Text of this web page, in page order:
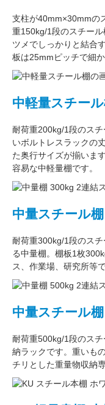
支柱が40mm×30mmの
重150kg/1段のスチー
ツメでしっかりと結合
板は25mmピッチで細
中軽量スチー
耐荷重200kg/1段のス
いボルトレスラックの
た奥行サイズが揃います
容易な中軽量棚です。
中量スチール
耐荷重300kg/1段のス
る中量棚。 棚板1枚
ス、作業場、研究所等
中量スチール
耐荷重500kg/1段のスチ
納ラックです。重いも
チリとした重量物収納